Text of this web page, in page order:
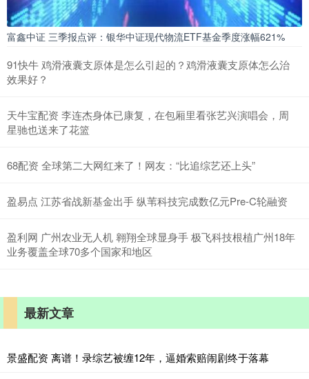
富鑫中证 三季报点评：银华中证现代物流ETF基金季度涨幅621%
91快牛 鸡滑液囊支原体是怎么引起的？鸡滑液囊支原体怎么治
效果好？
天牛宝配资 李连杰身体已康复，在包厢里看张艺兴演唱会，周
星驰也送来了花篮
68配资 全球第二大网红来了！网友：“比追综艺还上头”
盈易点 江苏省战新基金出手 纵苇科技完成数亿元Pre-C轮融资
盈利网 广州农业无人机 翱翔全球显身手 极飞科技根植广州18年
业务覆盖全球70多个国家和地区
最新文章
景盛配资 离谱！录综艺被缠12年，逼婚索赔闹剧终于落幕